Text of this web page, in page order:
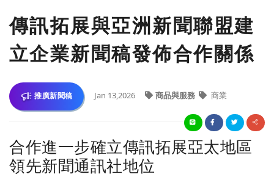
傳訊拓展與亞洲新聞聯盟建
立企業新聞稿發佈合作關係
推廣新聞稿 Jan 13,2026 商品與服務 商業
合作進一步確立傳訊拓展亞太地區
領先新聞通訊社地位